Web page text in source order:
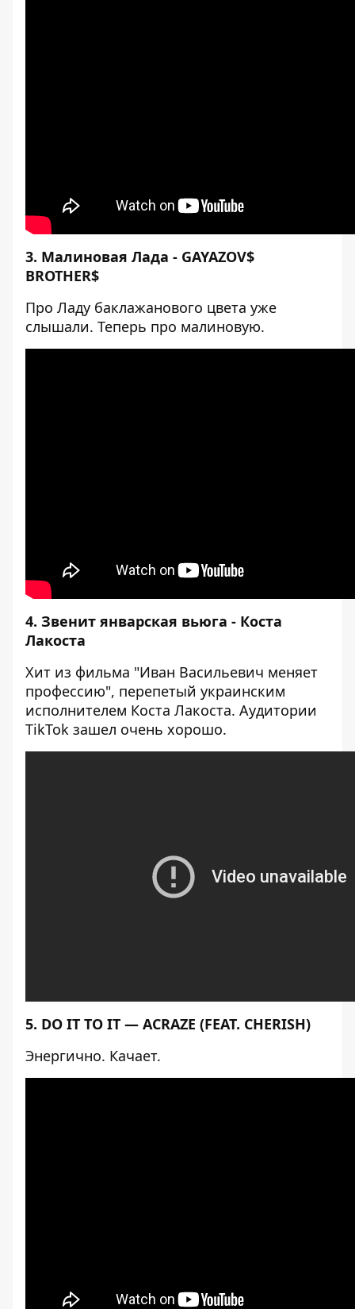
3. Малиновая Лада - GAYAZOV$
BROTHER$
Про Ладу баклажанового цвета уже
слышали. Теперь про малиновую.
4. Звенит январская вьюга - Коста
Лакоста
Хит из фильма "Иван Васильевич меняет
профессию", перепетый украинским
исполнителем Коста Лакоста. Аудитории
TikTok зашел очень хорошо.
5. DO IT TO IT — ACRAZE (FEAT. CHERISH)
Энергично. Качает.